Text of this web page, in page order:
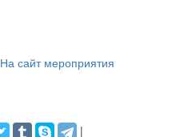
На сайт мероприятия
|